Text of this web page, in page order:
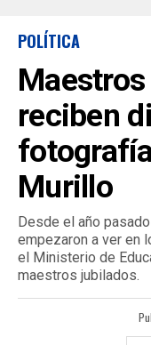
POLÍTICA
reciben
Murillo
Desde el año
empezaron a ver en
el Ministerio de
maestros jubilados.